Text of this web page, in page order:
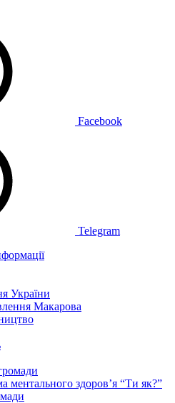
Facebook
Telegram
України
Макарова
ментального здоров’я “Ти як?”